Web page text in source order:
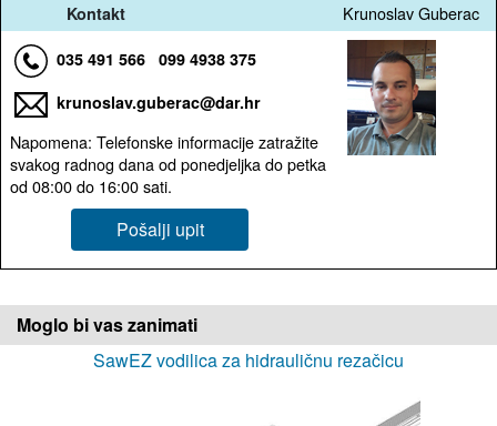
Kontakt Krunoslav Guberac
035 491 566 099 4938 375
krunoslav.guberac@dar.hr
Napomena: Telefonske informacije zatražite
svakog radnog dana od ponedjeljka do petka
od 08:00 do 16:00 sati.
Pošalji upit
Moglo bi vas zanimati
SawEZ vodilica za hidrauličnu rezačicu